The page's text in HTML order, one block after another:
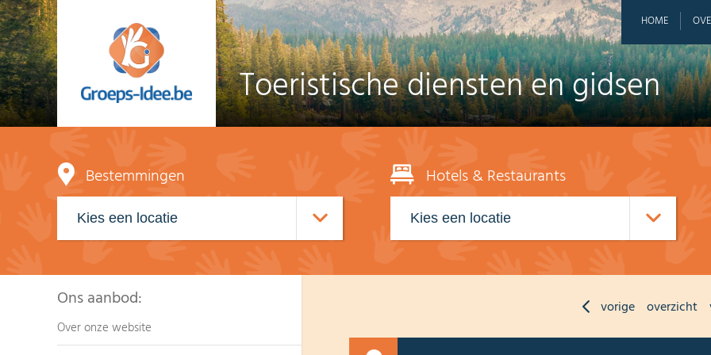
Toeristische diensten en gidsen
HOME
Bestemmingen Hotels & Restaurants
Ons aanbod:
Over onze website
vorige overzicht